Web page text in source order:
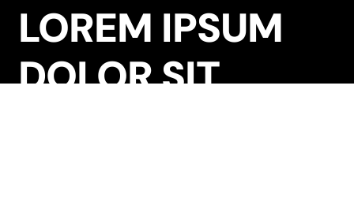
LOREM IPSUM
DOLOR SIT